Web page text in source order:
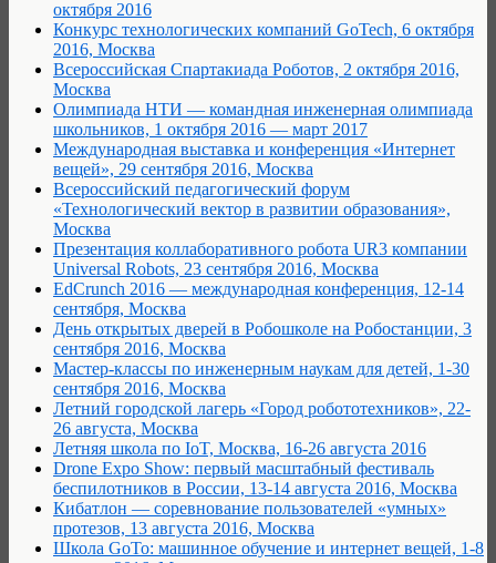
октября 2016
Конкурс технологических компаний GoTech, 6 октября
2016, Москва
Всероссийская Спартакиада Роботов, 2 октября 2016,
Москва
Олимпиада НТИ — командная инженерная олимпиада
школьников, 1 октября 2016 — март 2017
Международная выставка и конференция «Интернет
вещей», 29 сентября 2016, Москва
Всероссийский педагогический форум
«Технологический вектор в развитии образования»,
Москва
Презентация коллаборативного робота UR3 компании
Universal Robots, 23 сентября 2016, Москва
EdCrunch 2016 — международная конференция, 12-14
сентября, Москва
День открытых дверей в Робошколе на Робостанции, 3
сентября 2016, Москва
Мастер-классы по инженерным наукам для детей, 1-30
сентября 2016, Москва
Летний городской лагерь «Город робототехников», 22-
26 августа, Москва
Летняя школа по IoT, Москва, 16-26 августа 2016
Drone Expo Show: первый масштабный фестиваль
беспилотников в России, 13-14 августа 2016, Москва
Кибатлон — соревнование пользователей «умных»
протезов, 13 августа 2016, Москва
Школа GoTo: машинное обучение и интернет вещей, 1-8